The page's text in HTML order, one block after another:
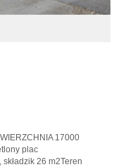
17000
plac
26 m2Teren